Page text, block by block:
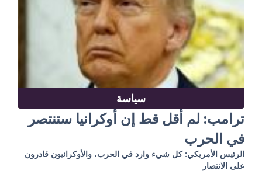
سياسة
ترامب: لم أقل قط إن أوكرانيا ستنتصر
في الحرب
الرئيس الأمريكي: كل شيء وارد في الحرب، والأوكرانيون قادرون
على الانتصار